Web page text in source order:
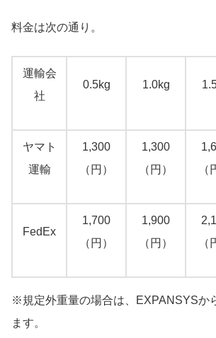
料金は次の通り。
運輸会
社
0.5kg 1.0kg
ヤマト
運輸
1,300
（円）
1,300
（円）
（
FedEx
1,700
（円）
1,900
（円）
（
※規定外重量の場合は、EXPANSYSか
ます。